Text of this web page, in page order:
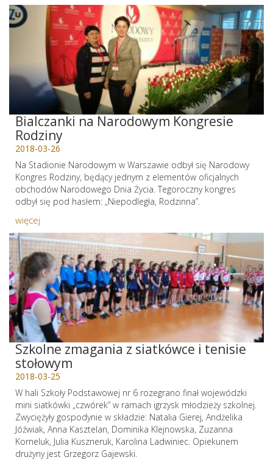
Bialczanki na Narodowym Kongresie
Rodziny
2018-03-26
Na Stadionie Narodowym w Warszawie odbył się Narodowy
Kongres Rodziny, będący jednym z elementów oficjalnych
obchodów Narodowego Dnia Życia. Tegoroczny kongres
odbył się pod hasłem: „Niepodległa, Rodzinna”.
więcej
Szkolne zmagania z siatkówce i tenisie
stołowym
2018-03-25
W hali Szkoły Podstawowej nr 6 rozegrano finał wojewódzki
mini siatkówki „czwórek” w ramach igrzysk młodzieży szkolnej.
Zwyciężyły gospodynie w składzie: Natalia Gierej, Andżelika
Jóźwiak, Anna Kasztelan, Dominika Klejnowska, Zuzanna
Korneluk, Julia Kuszneruk, Karolina Ladwiniec. Opiekunem
drużyny jest Grzegorz Gajewski.